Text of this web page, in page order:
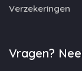
Verzekeringen
Vragen?